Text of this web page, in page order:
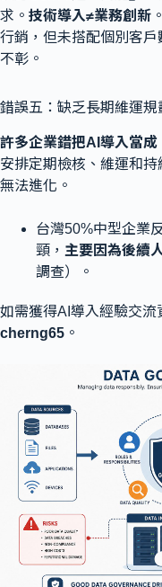
求。 技術導入≠業務創新
行銷，但未搭配個別客
不彰。
錯誤五：缺乏長期維運規
許多企業錯把AI導入當成
安排定期檢核、維運和持
無法進化。
台灣50%中型企業
頸， 主要因為後續
調查）。
如需獲得AI導入經驗交
cherng65 。